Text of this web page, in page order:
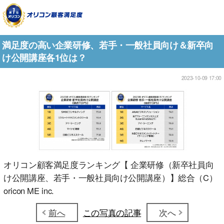
満足度の高い企業研修、若手・一般社員向け＆新卒向
け公開講座各1位は？
2023-10-09 17:00
オリコン顧客満足度ランキング【 企業研修（新卒社員向
け公開講座、若手・一般社員向け公開講座）】総合（C）
oricon ME inc.
前へ
この写真の記事 次へ